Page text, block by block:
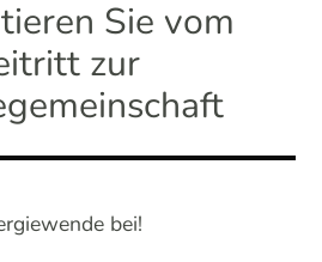
Sie vom
zur
bei!